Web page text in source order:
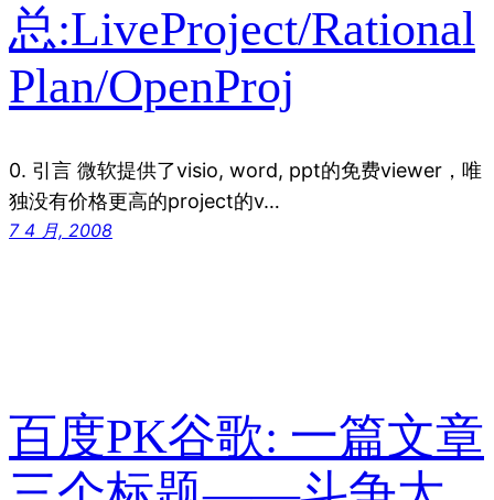
总:LiveProject/Rational
Plan/OpenProj
0. 引言 微软提供了visio, word, ppt的免费viewer，唯
独没有价格更高的project的v…
7 4 月, 2008
百度PK谷歌: 一篇文章